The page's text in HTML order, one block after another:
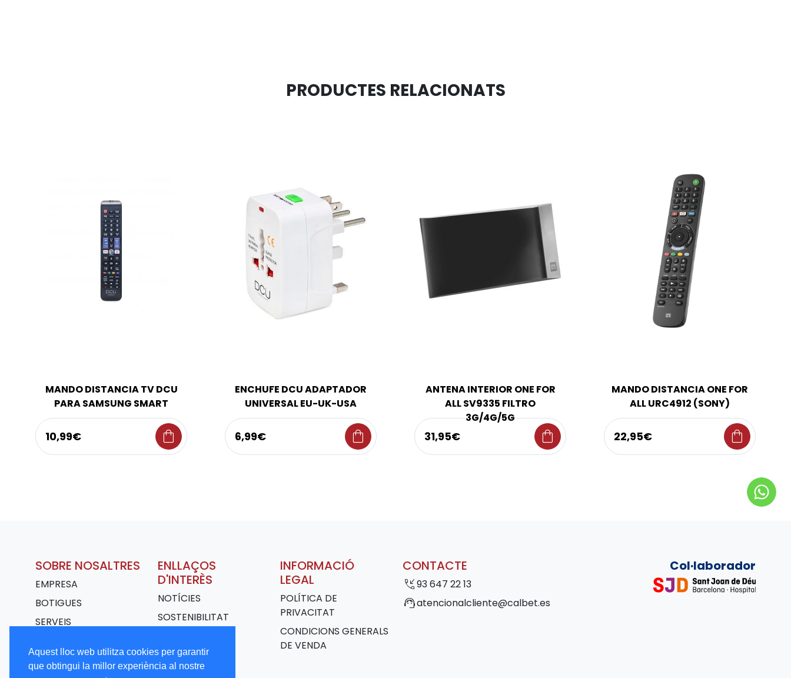
Aquest lloc web utilitza cookies per garantir
que obtingui la millor experiència al nostre
PRODUCTES RELACIONATS
MANDO DISTANCIA TV DCU
PARA SAMSUNG SMART
10,99€ shopping_bag
ENCHUFE DCU ADAPTADOR
UNIVERSAL EU-UK-USA
6,99€ shopping_bag
ANTENA INTERIOR ONE FOR
ALL SV9335 FILTRO
3G/4G/5G
31,95€ shopping_bag
MANDO DISTANCIA ONE FOR
ALL URC4912 (SONY)
22,95€ shopping_bag
SOBRE NOSALTRES
EMPRESA
BOTIGUES
SERVEIS
TREBALLA AMB
NOSALTRES
ENLLAÇOS
D'INTERÈS
NOTÍCIES
SOSTENIBILITAT
INFORMACIÓ
LEGAL
POLÍTICA DE
PRIVACITAT
CONDICIONS GENERALS
DE VENDA
CONTACTE
phone_callback93 647 22 13
support_agentatencionalcliente@calbet.es
Col·laborador